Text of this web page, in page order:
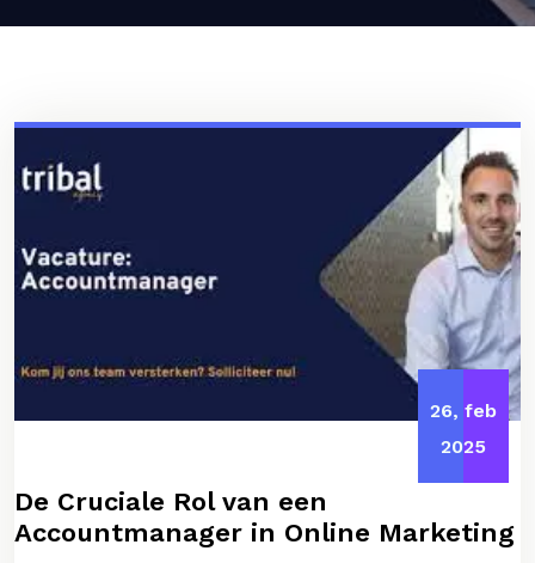
26, feb
2025
De Cruciale Rol van een
Accountmanager in Online Marketing